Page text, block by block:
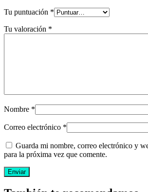
Tu puntuación *
Tu valoración *
Nombre *
Correo electrónico *
Guarda mi nombre, correo electrónico y
para la próxima vez que comente.